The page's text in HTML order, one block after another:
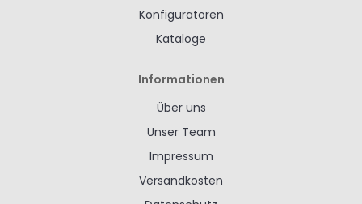
Konfiguratoren
Kataloge
Informationen
Über uns
Unser Team
Impressum
Versandkosten